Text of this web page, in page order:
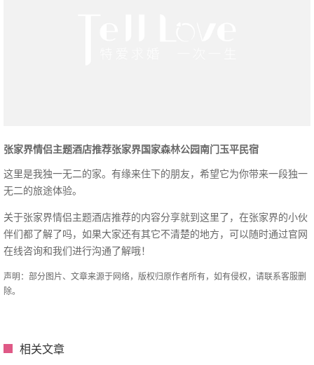
张家界情侣主题酒店推荐张家界国家森林公园南门玉平民宿
这里是我独一无二的家。有缘来住下的朋友，希望它为你带来一段独一
无二的旅途体验。
关于张家界情侣主题酒店推荐的内容分享就到这里了，在张家界的小伙
伴们都了解了吗，如果大家还有其它不清楚的地方，可以随时通过官网
在线咨询和我们进行沟通了解哦！
声明：部分图片、文章来源于网络，版权归原作者所有，如有侵权，请联系客服删
除。
相关文章